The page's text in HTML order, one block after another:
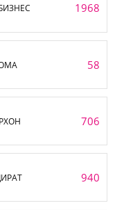
1968
58
706
940